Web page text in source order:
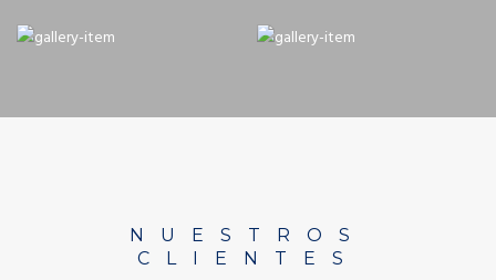
NUESTROS
CLIENTES